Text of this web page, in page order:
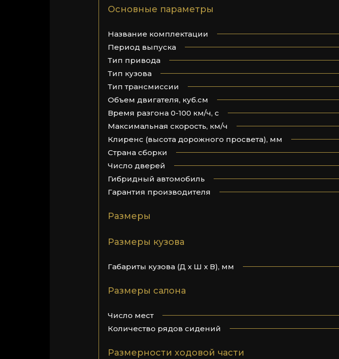
Основные параметры
Название комплектации
Период выпуска
Тип привода
Тип кузова
Тип трансмиссии
Объем двигателя, куб.см
Время разгона 0-100 км/ч, с
Максимальная скорость, км/ч
Клиренс (высота дорожного просвета), мм
Страна сборки
Число дверей
Гибридный автомобиль
Гарантия производителя
Размеры
Размеры кузова
Габариты кузова (Д x Ш x В), мм
Размеры салона
Число мест
Количество рядов сидений
Размерности ходовой части